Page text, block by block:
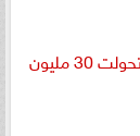
عبدالعزيز محسن يكتب: كيف تحولت 30 مليون